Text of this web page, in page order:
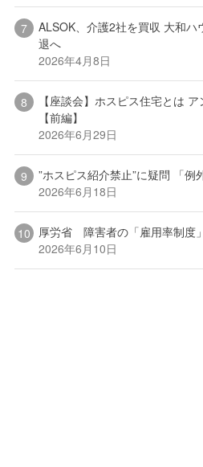
ALSOK、介護2社を買収 大和
退へ
2026年4月8日
【座談会】ホスピス住宅とは
【前編】
2026年6月29日
”ホスピス紹介禁止”に疑問 「例
2026年6月18日
厚労省 障害者の「雇用率制度
2026年6月10日